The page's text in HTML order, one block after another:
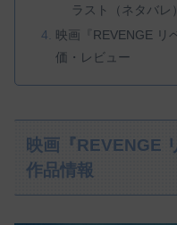
ラスト（ネタバレ）
映画『REVENGE リ
価・レビュー
映画『REVENGE
作品情報